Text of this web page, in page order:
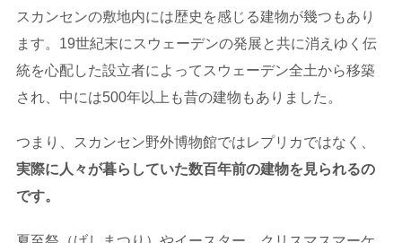
スカンセンの敷地内には歴史を感じる建物が幾つもあり
ます。19世紀末にスウェーデンの発展と共に消えゆく伝
統を心配した設立者によってスウェーデン全土から移築
され、中には500年以上も昔の建物もありました。
つまり、スカンセン野外博物館ではレプリカではなく、
実際に人々が暮らしていた数百年前の建物を見られるの
です。